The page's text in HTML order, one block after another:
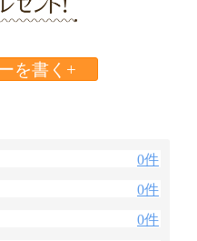
を書く+
0件
0件
0件